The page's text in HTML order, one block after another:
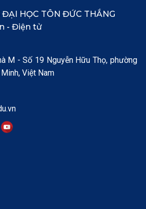
ĐẠI HỌC TÔN ĐỨC THẮNG
- Điện tử
M - Số 19 Nguyễn Hữu Thọ, phường
Việt Nam